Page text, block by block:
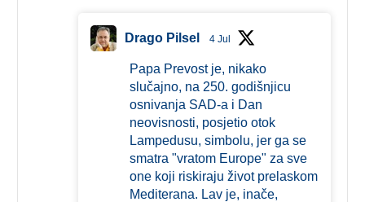
Drago Pilsel 4 Jul
Papa Prevost je, nikako
slučajno, na 250. godišnjicu
osnivanja SAD-a i Dan
neovisnosti, posjetio otok
Lampedusu, simbolu, jer ga se
smatra "vratom Europe" za sve
one koji riskiraju život prelaskom
Mediterana. Lav je, inače,